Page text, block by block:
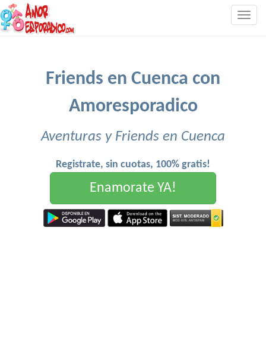
Friends en Cuenca con
Amoresporadico
Aventuras y Friends en Cuenca
Registrate, sin cuotas, 100% gratis!
Enamorate YA!